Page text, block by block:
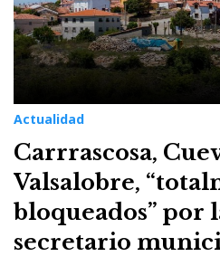
Actualidad
Carrrascosa,
Valsalobre,
bloqueados” por
secretario